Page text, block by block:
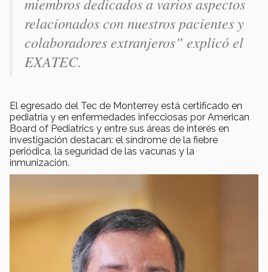
relacionados con nuestros pacientes y
colaboradores extranjeros” explicó el
EXATEC.
El egresado del Tec de Monterrey está certificado en
pediatría y en enfermedades infecciosas por American
Board of Pediatrics y entre sus áreas de interés en
investigación destacan: el síndrome de la fiebre
periódica, la seguridad de las vacunas y la
inmunización.